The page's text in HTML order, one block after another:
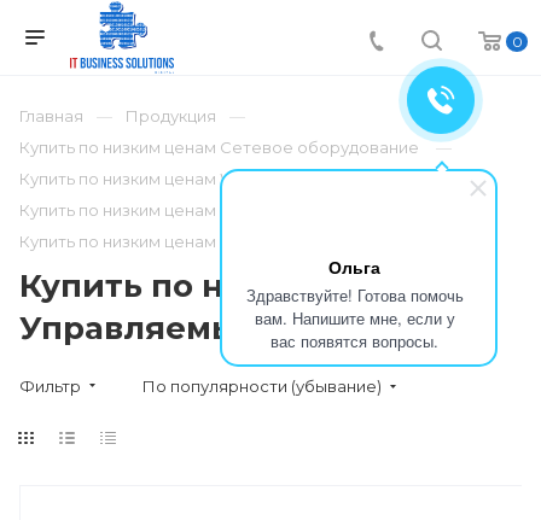
Ольга
Здравствуйте! Готова помочь
вам. Напишите мне, если у
вас появятся вопросы.
0
Главная
Продукция
Купить по низким ценам Сетевое оборудование
Купить по низким ценам Wi-Tek
Купить по низким ценам Коммутаторы PoE
Купить по низким ценам Управляемые L2/L3
Купить по низким ценам
Управляемые L2/L3
Фильтр По популярности (убывание)